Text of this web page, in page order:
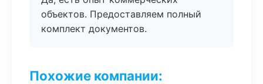
объектов. Предоставляем полный
комплект документов.
Похожие компании: